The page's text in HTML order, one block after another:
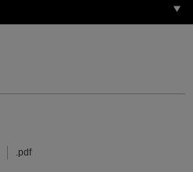
.pdf